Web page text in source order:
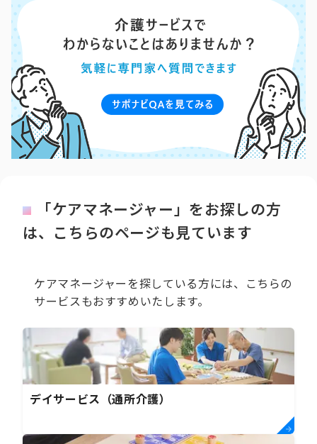
「ケアマネージャー」をお探しの方
は、こちらのページも見ています
ケアマネージャーを探している方には、こちらの
サービスもおすすめいたします。
デイサービス（通所介護）